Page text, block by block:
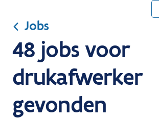
Jobs
48 jobs voor
drukafwerker
gevonden